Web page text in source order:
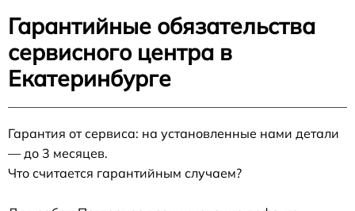
Гарантийные обязательства
сервисного центра в
Екатеринбурге
Гарантия от сервиса: на установленные нами детали
— до 3 месяцев.
Что считается гарантийным случаем?